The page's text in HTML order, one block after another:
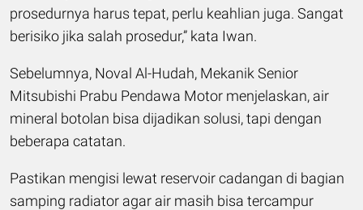
prosedurnya harus tepat, perlu keahlian juga. Sangat
berisiko jika salah prosedur,” kata Iwan.
Sebelumnya, Noval Al-Hudah, Mekanik Senior
Mitsubishi Prabu Pendawa Motor menjelaskan, air
mineral botolan bisa dijadikan solusi, tapi dengan
beberapa catatan.
Pastikan mengisi lewat reservoir cadangan di bagian
samping radiator agar air masih bisa tercampur